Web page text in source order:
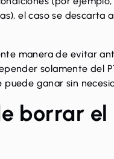
el caso se descarta
manera de evitar
solamente del
puede ganar sin
borrar el